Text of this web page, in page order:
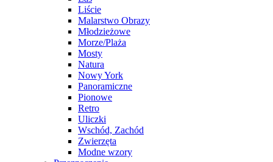
Liście
Malarstwo Obrazy
Młodzieżowe
Morze/Plaża
Mosty
Natura
Nowy York
Panoramiczne
Pionowe
Retro
Uliczki
Wschód, Zachód
Zwierzęta
Modne wzory